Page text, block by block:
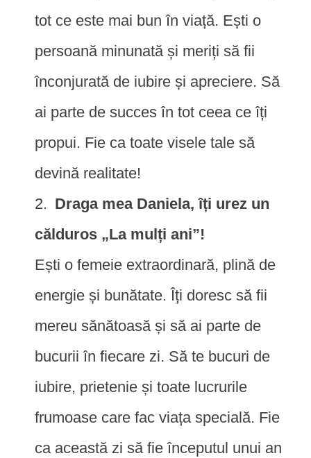
tot ce este mai bun în viață. Ești o
persoană minunată și meriți să fii
înconjurată de iubire și apreciere. Să
ai parte de succes în tot ceea ce îți
propui. Fie ca toate visele tale să
devină realitate!
Draga mea Daniela, îți urez un
călduros „La mulți ani”!
Ești o femeie extraordinară, plină de
energie și bunătate. Îți doresc să fii
mereu sănătoasă și să ai parte de
bucurii în fiecare zi. Să te bucuri de
iubire, prietenie și toate lucrurile
frumoase care fac viața specială. Fie
ca această zi să fie începutul unui an